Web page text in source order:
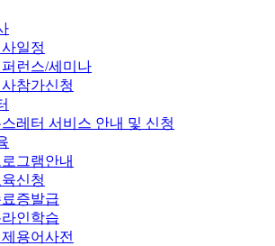
일정
퍼런스/세미나
참가신청
레터 서비스 안내 및 신청
로그램안내
육신청
증발급
인학습
용어사전